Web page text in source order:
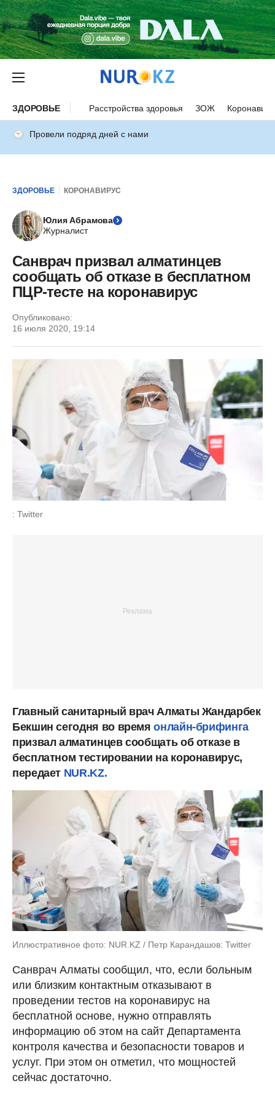
ЗДОРОВЬЕ Расстройства здоровья ЗОЖ
Провели подряд дней с нами
ЗДОРОВЬЕ КОРОНАВИРУС
Юлия Абрамова
Журналист
Санврач призвал алматинцев
сообщать об отказе в бесплатном
ПЦР-тесте на коронавирус
Опубликовано:
16 июля 2020, 19:14
: Twitter
Главный санитарный врач Алматы Жандарбек
Бекшин сегодня во времяонлайн-брифинга
призвал алматинцев сообщать об отказе в
бесплатном тестировании на коронавирус,
передает NUR.KZ.
Иллюстративное фото: NUR.KZ / Петр Карандашов: Twitter
Санврач Алматы сообщил, что, если больным
или близким контактным отказывают в
проведении тестов на коронавирус на
бесплатной основе, нужно отправлять
информацию об этом на сайт Департамента
контроля качества и безопасности товаров и
услуг. При этом он отметил, что мощностей
сейчас достаточно.